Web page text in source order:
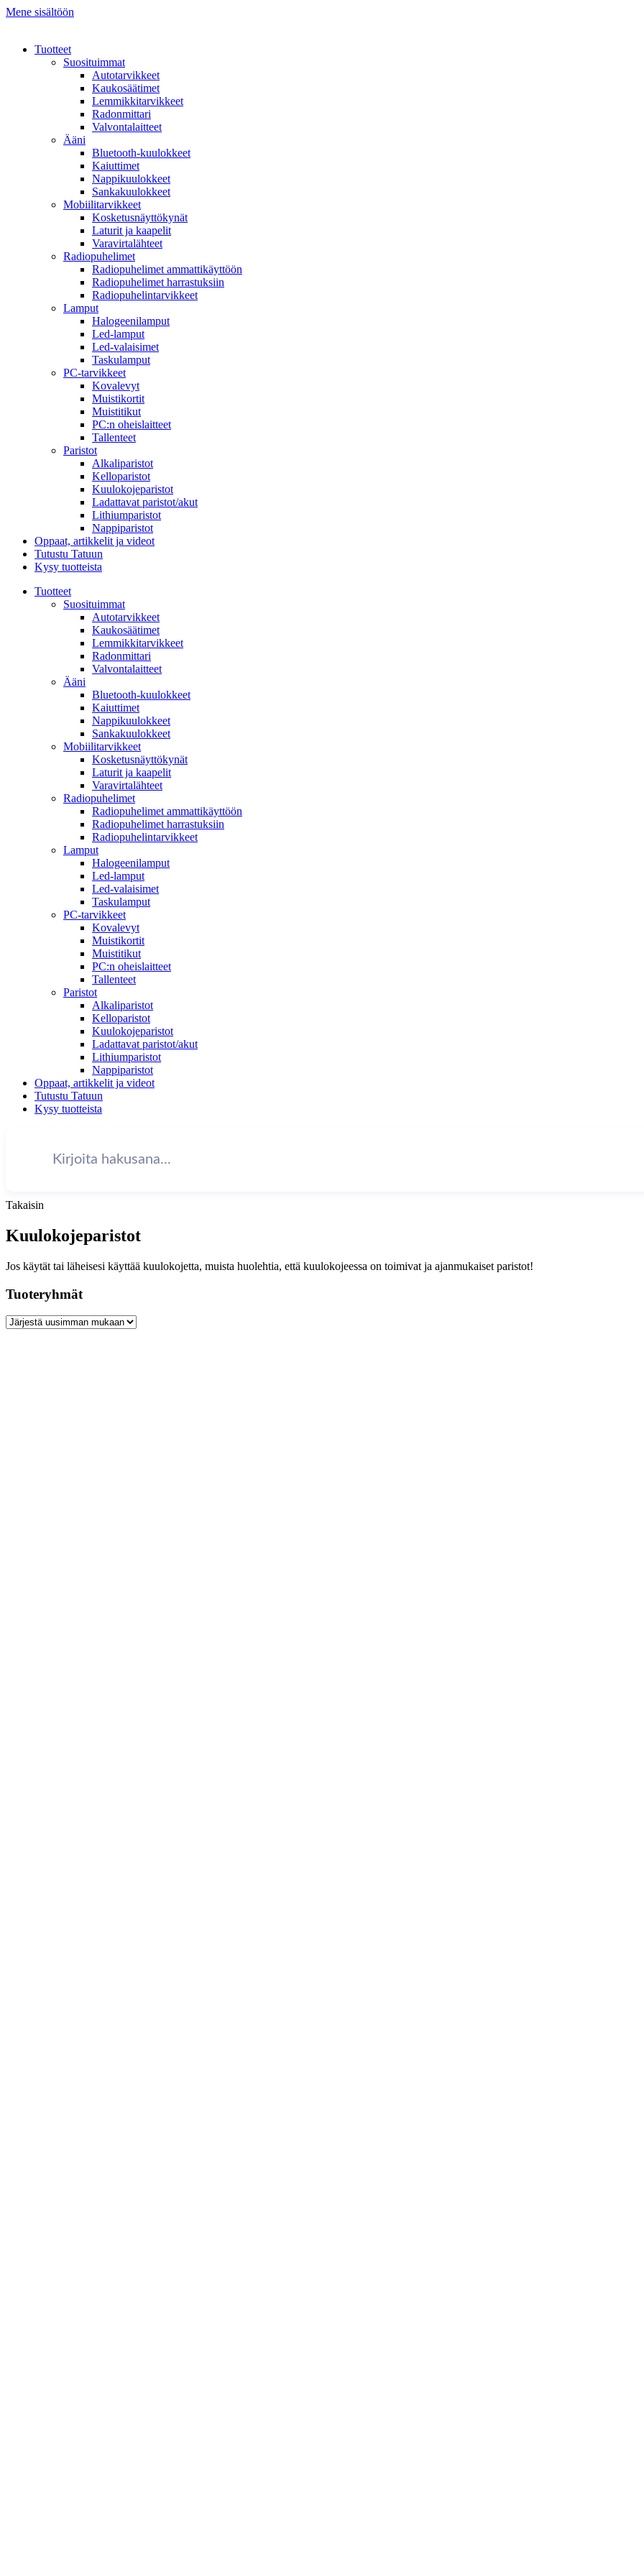
Mene sisältöön
Tuotteet
Suosituimmat
Autotarvikkeet
Kaukosäätimet
Lemmikkitarvikkeet
Radonmittari
Valvontalaitteet
Ääni
Bluetooth-kuulokkeet
Kaiuttimet
Nappikuulokkeet
Sankakuulokkeet
Mobiilitarvikkeet
Kosketusnäyttökynät
Laturit ja kaapelit
Varavirtalähteet
Radiopuhelimet
Radiopuhelimet ammattikäyttöön
Radiopuhelimet harrastuksiin
Radiopuhelintarvikkeet
Lamput
Halogeenilamput
Led-lamput
Led-valaisimet
Taskulamput
PC-tarvikkeet
Kovalevyt
Muistikortit
Muistitikut
PC:n oheislaitteet
Tallenteet
Paristot
Alkaliparistot
Kelloparistot
Kuulokojeparistot
Ladattavat paristot/akut
Lithiumparistot
Nappiparistot
Oppaat, artikkelit ja videot
Tutustu Tatuun
Kysy tuotteista
Tuotteet
Suosituimmat
Autotarvikkeet
Kaukosäätimet
Lemmikkitarvikkeet
Radonmittari
Valvontalaitteet
Ääni
Bluetooth-kuulokkeet
Kaiuttimet
Nappikuulokkeet
Sankakuulokkeet
Mobiilitarvikkeet
Kosketusnäyttökynät
Laturit ja kaapelit
Varavirtalähteet
Radiopuhelimet
Radiopuhelimet ammattikäyttöön
Radiopuhelimet harrastuksiin
Radiopuhelintarvikkeet
Lamput
Halogeenilamput
Led-lamput
Led-valaisimet
Taskulamput
PC-tarvikkeet
Kovalevyt
Muistikortit
Muistitikut
PC:n oheislaitteet
Tallenteet
Paristot
Alkaliparistot
Kelloparistot
Kuulokojeparistot
Ladattavat paristot/akut
Lithiumparistot
Nappiparistot
Oppaat, artikkelit ja videot
Tutustu Tatuun
Kysy tuotteista
Takaisin
Kuulokojeparistot
Jos käytät tai läheisesi käyttää kuulokojetta, muista huolehtia, että kuulokojeessa on toimivat ja ajanmukaiset paristot!
Tuoteryhmät